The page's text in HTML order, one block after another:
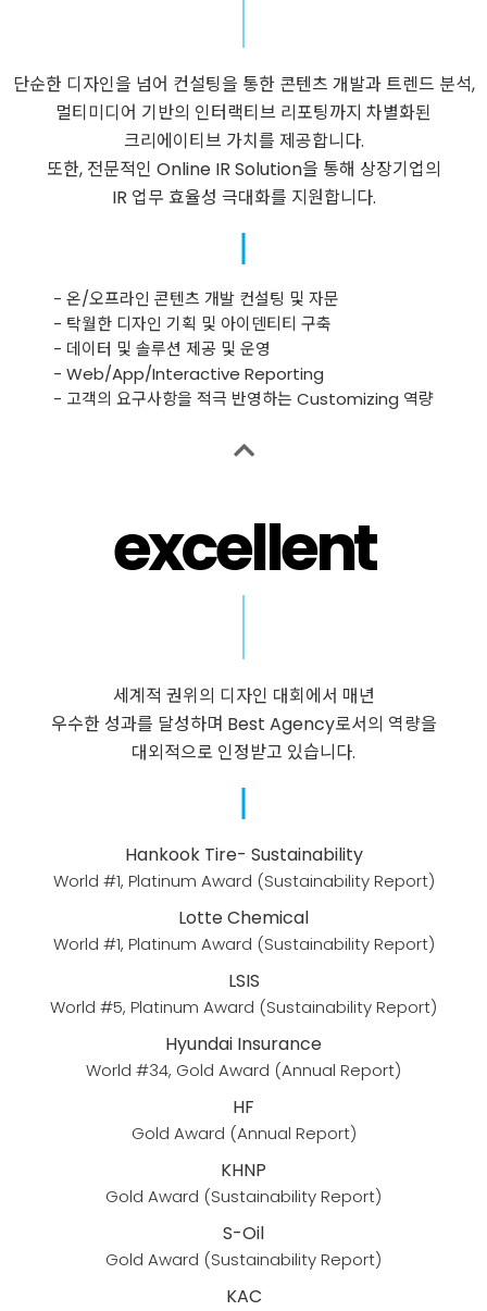
단순한 디자인을 넘어 컨설팅을 통한 콘텐츠 개발과 트렌드 분석,
멀티미디어 기반의 인터랙티브 리포팅까지 차별화된
크리에이티브 가치를 제공합니다.
또한, 전문적인 Online IR Solution을 통해 상장기업의
IR 업무 효율성 극대화를 지원합니다.
- 온/오프라인 콘텐츠 개발 컨설팅 및 자문
- 탁월한 디자인 기획 및 아이덴티티 구축
- 데이터 및 솔루션 제공 및 운영
- Web/App/Interactive Reporting
- 고객의 요구사항을 적극 반영하는 Customizing 역량
excellent
세계적 권위의 디자인 대회에서 매년
우수한 성과를 달성하며 Best Agency로서의 역량을
대외적으로 인정받고 있습니다.
Hankook Tire- Sustainability
World #1, Platinum Award (Sustainability Report)
Lotte Chemical
World #1, Platinum Award (Sustainability Report)
LSIS
World #5, Platinum Award (Sustainability Report)
Hyundai Insurance
World #34, Gold Award (Annual Report)
HF
Gold Award (Annual Report)
KHNP
Gold Award (Sustainability Report)
S-Oil
Gold Award (Sustainability Report)
KAC